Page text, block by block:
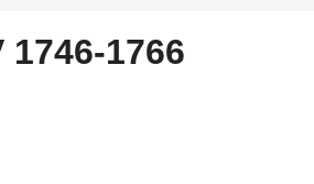
1746-1766